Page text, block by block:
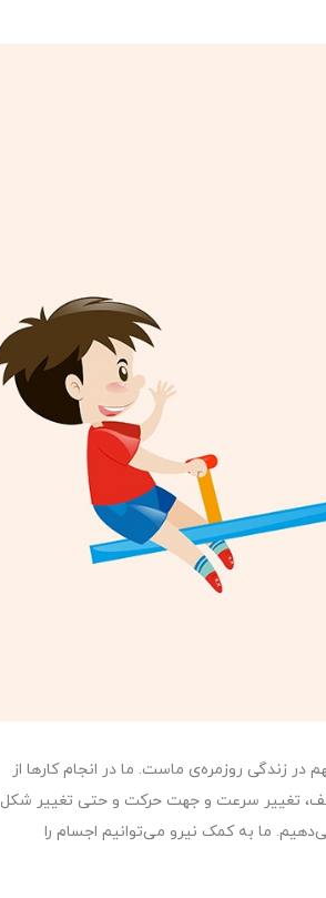
زندگی روزمره‌ی ماست. ما در انجام کارها از
تغییر سرعت و جهت حرکت و حتی تغییر شکل
ما به کمک نیرو می‌توانیم اجسام را